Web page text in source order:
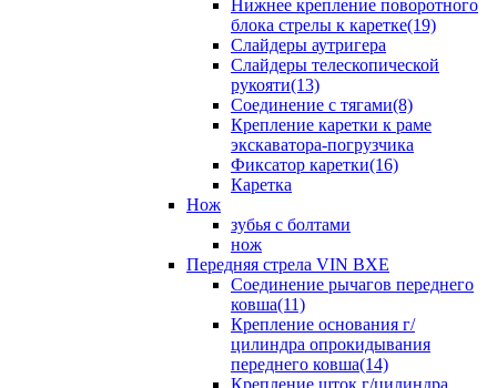
Нижнее крепление поворотного
блока стрелы к каретке(19)
Слайдеры аутригера
Слайдеры телескопической
рукояти(13)
Соединение с тягами(8)
Крепление каретки к раме
экскаватора-погрузчика
Фиксатор каретки(16)
Каретка
Нож
зубья с болтами
нож
Передняя стрела VIN BXE
Cоединение рычагов переднего
ковша(11)
Крепление основания г/
цилиндра опрокидывания
переднего ковша(14)
Крепление шток г/цилиндра